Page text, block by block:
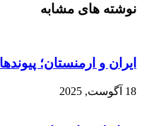
نوشته های مشابه
ایران و ارمنستان؛
18 آگوست, 2025